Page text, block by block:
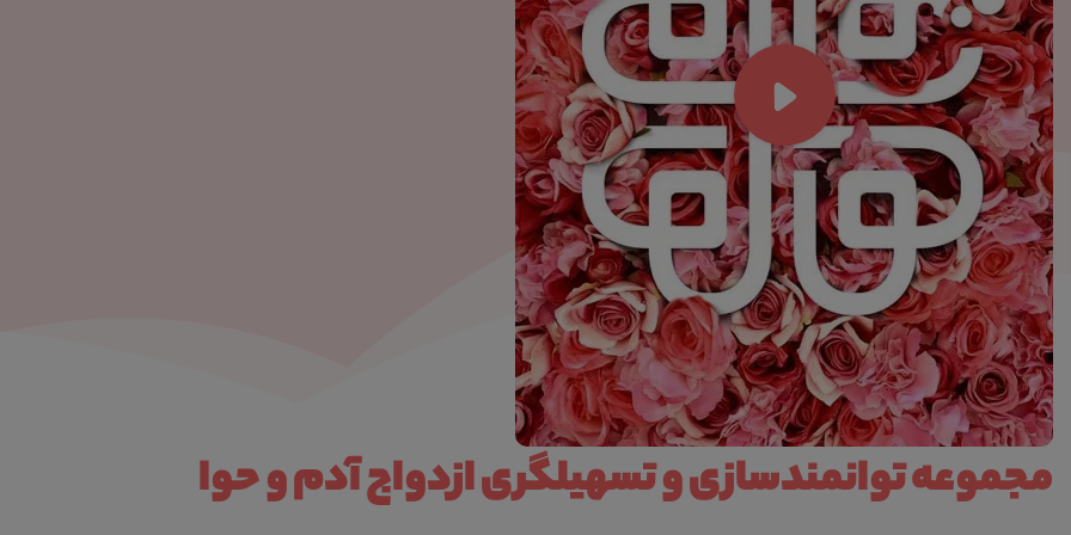
مجموعه توانمندسازی و تسهیلگری ازدواج آدم و حوا